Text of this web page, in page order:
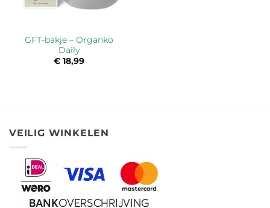
GFT-bakje – Organko
Daily
€ 18,99
VEILIG WINKELEN